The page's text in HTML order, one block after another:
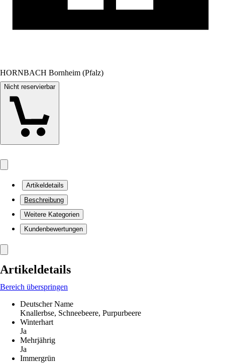
HORNBACH Bornheim (Pfalz)
Nicht reservierbar
Artikeldetails
Beschreibung
Weitere Kategorien
Kundenbewertungen
Artikeldetails
Bereich überspringen
Deutscher Name
Knallerbse, Schneebeere, Purpurbeere
Winterhart
Ja
Mehrjährig
Ja
Immergrün